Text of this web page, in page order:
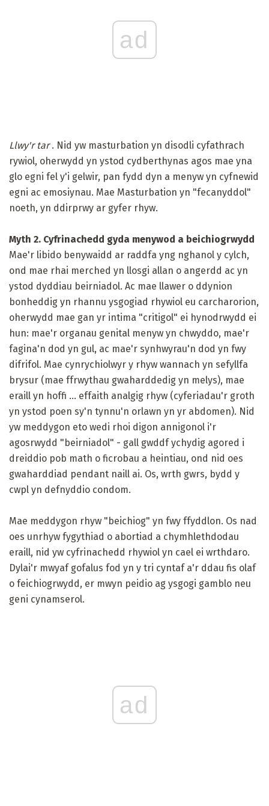
ad
Llwy'r tar. Nid yw masturbation yn disodli cyfathrach
rywiol, oherwydd yn ystod cydberthynas agos mae yna
glo egni fel y'i gelwir, pan fydd dyn a menyw yn cyfnewid
egni ac emosiynau. Mae Masturbation yn "fecanyddol"
noeth, yn ddirprwy ar gyfer rhyw.
Myth 2. Cyfrinachedd gyda menywod a beichiogrwydd
Mae'r libido benywaidd ar raddfa yng nghanol y cylch,
ond mae rhai merched yn llosgi allan o angerdd ac yn
ystod dyddiau beirniadol. Ac mae llawer o ddynion
bonheddig yn rhannu ysgogiad rhywiol eu carcharorion,
oherwydd mae gan yr intima "critigol" ei hynodrwydd ei
hun: mae'r organau genital menyw yn chwyddo, mae'r
fagina'n dod yn gul, ac mae'r synhwyrau'n dod yn fwy
difrifol. Mae cynrychiolwyr y rhyw wannach yn sefyllfa
brysur (mae ffrwythau gwaharddedig yn melys), mae
eraill yn hoffi ... effaith analgig rhyw (cyferiadau'r groth
yn ystod poen sy'n tynnu'n orlawn yn yr abdomen). Nid
yw meddygon eto wedi rhoi digon annigonol i'r
agosrwydd "beirniadol" - gall gwddf ychydig agored i
dreiddio pob math o ficrobau a heintiau, ond nid oes
gwaharddiad pendant naill ai. Os, wrth gwrs, bydd y
cwpl yn defnyddio condom.
Mae meddygon rhyw "beichiog" yn fwy ffyddlon. Os nad
oes unrhyw fygythiad o abortiad a chymhlethdodau
eraill, nid yw cyfrinachedd rhywiol yn cael ei wrthdaro.
Dylai'r mwyaf gofalus fod yn y tri cyntaf a'r ddau fis olaf
o feichiogrwydd, er mwyn peidio ag ysgogi gamblo neu
geni cynamserol.
ad